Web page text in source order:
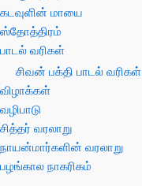
கடவுளின் மாயை
ஸ்தோத்திரம்
பாடல் வரிகள்
சிவன் பக்தி பாடல் வரிகள்
விழாக்கள்
வழிபாடு
சித்தர் வரலாறு
நாயன்மார்களின் வரலாறு
பழங்கால நாகரிகம்